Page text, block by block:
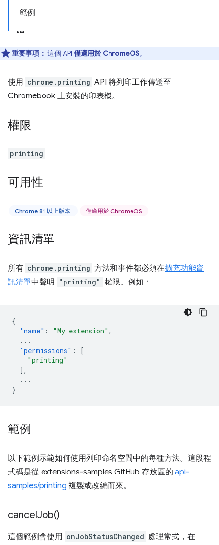
範例
重要事項： 這個 API 僅適用於 ChromeOS。
使用 chrome.printing API 將列印工作傳送至
Chromebook 上安裝的印表機。
權限
printing
可用性
Chrome 81 以上版本 僅適用於 ChromeOS
資訊清單
所有 chrome.printing 方法和事件都必須在擴充功能資
訊清單中聲明 "printing" 權限。例如：
{
"name" : "My extension" ,
...
"permissions" :
[
"printing"
],
...
}
範例
以下範例示範如何使用列印命名空間中的每種方法。這段程
式碼是從 extensions-samples GitHub 存放區的 api-
samples/printing 複製或改編而來。
cancelJob()
這個範例會使用 onJobStatusChanged 處理常式，在